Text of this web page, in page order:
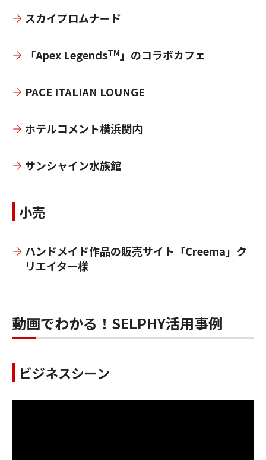
スカイプロムナード
「Apex LegendsTM 」のコラボカフェ
PACE ITALIAN LOUNGE
ホテルコメント横浜関内
サンシャイン水族館
小売
ハンドメイド作品の販売サイト「Creema」ク
リエイター様
動画でわかる！SELPHY活用事例
ビジネスシーン